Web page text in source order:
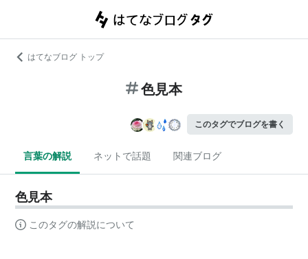
はてなブログ トップ
色見本
このタグでブログを書く
言葉の解説 ネットで話題 関連ブログ
色見本
このタグの解説について